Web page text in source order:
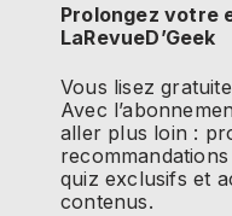
Prolongez votre
LaRevueD’Geek
Vous lisez
Avec
aller plus loin :
quiz exclusifs et
contenus.